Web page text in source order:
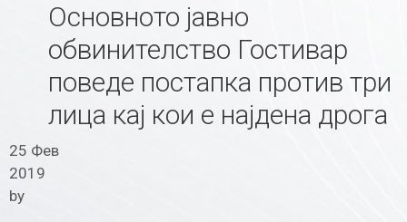
Основното јавно
обвинителство Гостивар
поведе постапка против три
лица кај кои е најдена дрога
25 Фев
2019
by